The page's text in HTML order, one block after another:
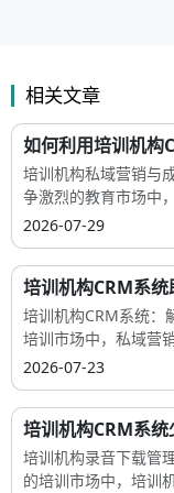
相关文章
如何利用培训机构
培训机构私域营销与
争激烈的教育市场中
2026-07-29
培训机构CRM系
培训机构CRM系统：
培训市场中，私域营
2026-07-23
培训机构CRM系
培训机构录音下载管
的培训市场中，培训